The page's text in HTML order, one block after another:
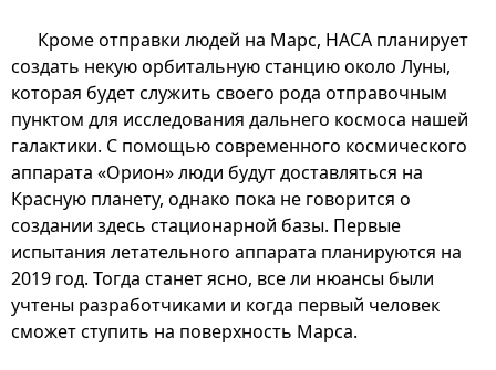
Кроме отправки людей на Марс, НАСА планирует
создать некую орбитальную станцию около Луны,
которая будет служить своего рода отправочным
пунктом для исследования дальнего космоса нашей
галактики. С помощью современного космического
аппарата «Орион» люди будут доставляться на
Красную планету, однако пока не говорится о
создании здесь стационарной базы. Первые
испытания летательного аппарата планируются на
2019 год. Тогда станет ясно, все ли нюансы были
учтены разработчиками и когда первый человек
сможет ступить на поверхность Марса.